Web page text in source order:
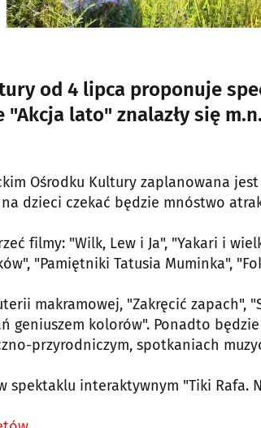
od 4 lipca proponuje
"Akcja lato" znalazły się
Ośrodku Kultury zaplanowana
dzieci czekać będzie mnóstwo
filmy: "Wilk, Lew i Ja", "Yakari i
"Pamiętniki Tatusia Muminka",
makramowej, "Zakręcić zapach",
geniuszem kolorów". Ponadto
przyrodniczym, spotkaniach
spektaklu interaktywnym "Tiki Rafa.